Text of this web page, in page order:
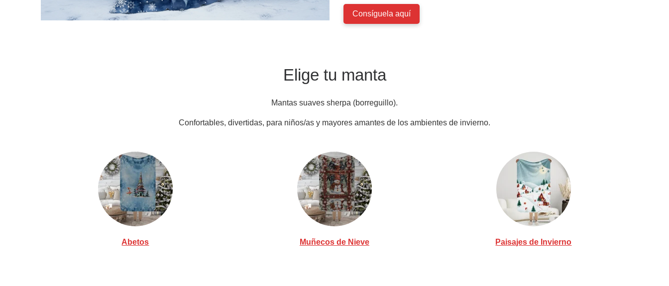
Consíguela aquí
Elige tu manta
Mantas suaves sherpa (borreguillo).
Confortables, divertidas, para niños/as y mayores amantes de los ambientes de invierno.
Abetos Muñecos de Nieve Paisajes de Invierno